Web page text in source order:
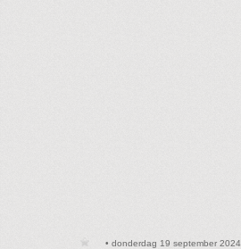
• donderdag 19 september